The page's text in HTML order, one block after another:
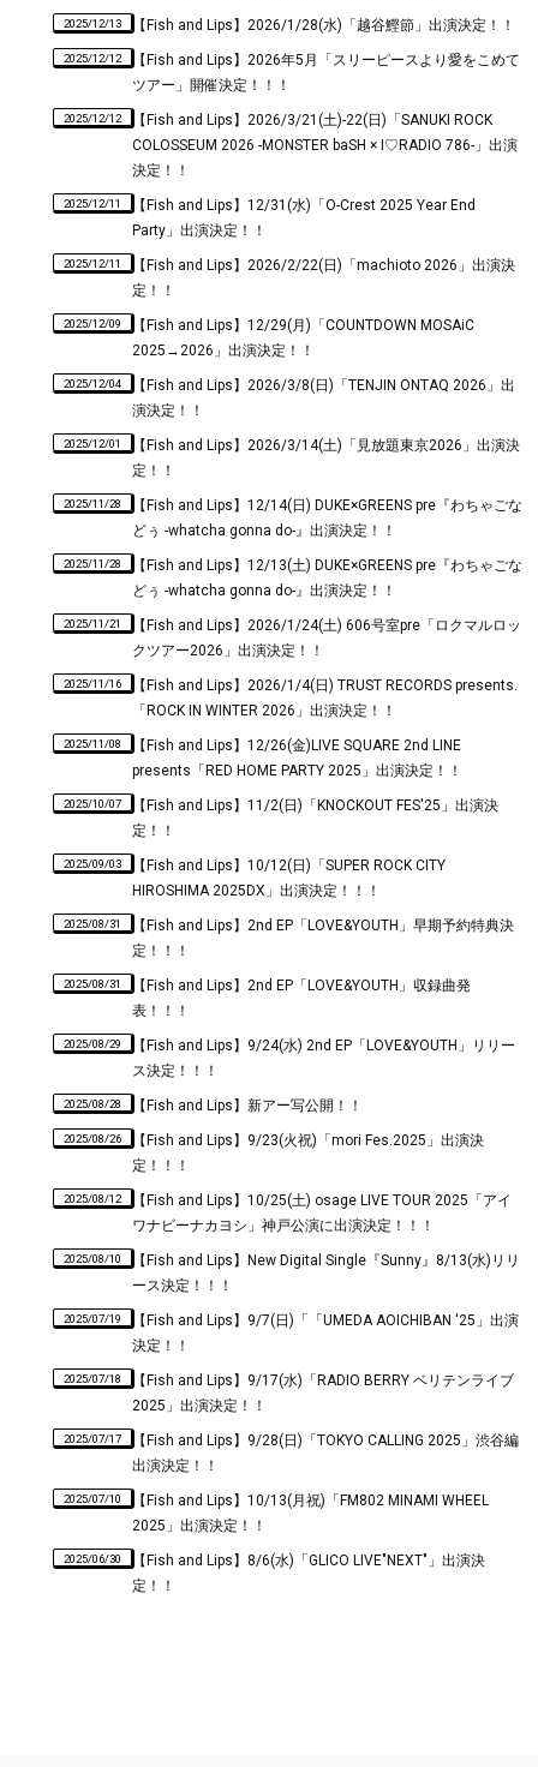
2025/12/13 【Fish and Lips】2026/1/28(水)「越谷鰹節」出演決定！！
2025/12/12
【Fish and Lips】2026年5月「スリーピースより愛をこめて
ツアー」開催決定！！！
2025/12/12
【Fish and Lips】2026/3/21(土)-22(日)「SANUKI ROCK
COLOSSEUM 2026 -MONSTER baSH × I♡RADIO 786-」出演
決定！！
2025/12/11
【Fish and Lips】12/31(水)「O-Crest 2025 Year End
Party」出演決定！！
2025/12/11
【Fish and Lips】2026/2/22(日)「machioto 2026」出演決
定！！
2025/12/09
【Fish and Lips】12/29(月)「COUNTDOWN MOSAiC
2025→2026」出演決定！！
2025/12/04
【Fish and Lips】2026/3/8(日)「TENJIN ONTAQ 2026」出
演決定！！
2025/12/01
【Fish and Lips】2026/3/14(土)「見放題東京2026」出演決
定！！
2025/11/28
【Fish and Lips】12/14(日) DUKE×GREENS pre『わちゃごな
どぅ -whatcha gonna do-』出演決定！！
2025/11/28
【Fish and Lips】12/13(土) DUKE×GREENS pre『わちゃごな
どぅ -whatcha gonna do-』出演決定！！
2025/11/21
【Fish and Lips】2026/1/24(土) 606号室pre「ロクマルロッ
クツアー2026」出演決定！！
2025/11/16
【Fish and Lips】2026/1/4(日) TRUST RECORDS presents.
「ROCK IN WINTER 2026」出演決定！！
2025/11/08
【Fish and Lips】12/26(金)LIVE SQUARE 2nd LINE
presents「RED HOME PARTY 2025」出演決定！！
2025/10/07
【Fish and Lips】11/2(日)「KNOCKOUT FES'25」出演決
定！！
2025/09/03
【Fish and Lips】10/12(日)「SUPER ROCK CITY
HIROSHIMA 2025DX」出演決定！！！
2025/08/31
【Fish and Lips】2nd EP「LOVE&YOUTH」早期予約特典決
定！！！
2025/08/31
【Fish and Lips】2nd EP「LOVE&YOUTH」収録曲発
表！！！
2025/08/29
【Fish and Lips】9/24(水) 2nd EP「LOVE&YOUTH」リリー
ス決定！！！
2025/08/28 【Fish and Lips】新アー写公開！！
2025/08/26
【Fish and Lips】9/23(火祝)「mori Fes.2025」出演決
定！！！
2025/08/12
【Fish and Lips】10/25(土) osage LIVE TOUR 2025「アイ
ワナビーナカヨシ」神戸公演に出演決定！！！
2025/08/10
【Fish and Lips】New Digital Single『Sunny』8/13(水)リリ
ース決定！！！
2025/07/19
【Fish and Lips】9/7(日)「「UMEDA AOICHIBAN '25」出演
決定！！
2025/07/18
【Fish and Lips】9/17(水)「RADIO BERRY ベリテンライブ
2025」出演決定！！
2025/07/17
【Fish and Lips】9/28(日)「TOKYO CALLING 2025」渋谷編
出演決定！！
2025/07/10
【Fish and Lips】10/13(月祝)「FM802 MINAMI WHEEL
2025」出演決定！！
2025/06/30
【Fish and Lips】8/6(水)「GLICO LIVE"NEXT"」出演決
定！！